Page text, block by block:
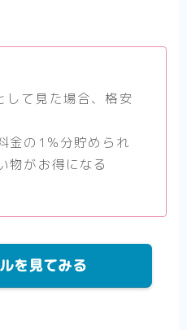
して見た場合、格安
金の1％分貯められ
物がお得になる
を見てみる